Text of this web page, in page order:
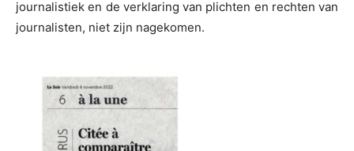
journalistiek en de verklaring van plichten en rechten van
journalisten, niet zijn nagekomen.